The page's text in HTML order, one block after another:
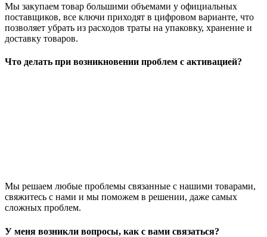
Мы закупаем товар большими объемами у официальных
поставщиков, все ключи приходят в цифровом варианте, что
позволяет убрать из расходов траты на упаковку, хранение и
доставку товаров.
Что делать при возникновении проблем с активацией?
Мы решаем любые проблемы связанные с нашими товарами,
свяжитесь с нами и мы поможем в решении, даже самых
сложных проблем.
У меня возникли вопросы, как с вами связаться?